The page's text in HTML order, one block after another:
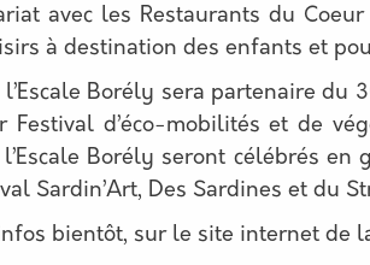
avec les Restaurants du
à destination des enfants et
l’Escale Borély sera partenaire
Festival d’éco-mobilités et de
Borély seront célébrés
Sardin’Art, Des Sardines et du
bientôt, sur le site internet de